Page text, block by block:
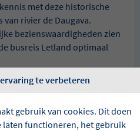
met deze historische
van rivier de Daugava.
bezienswaardigheden zien
busreis Letland optimaal
te verbeteren
gebruik van cookies. Dit doen
laten functioneren, het gebruik